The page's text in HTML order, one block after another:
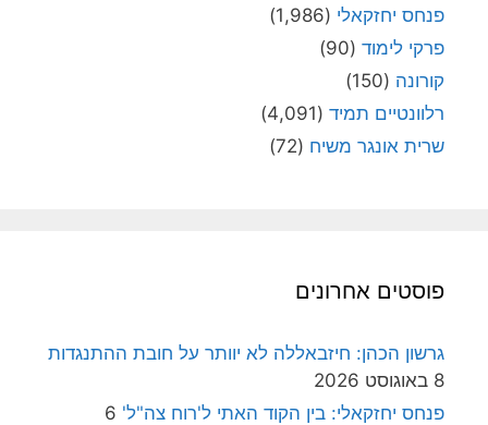
פנחס יחזקאלי (1,986)
פרקי לימוד (90)
קורונה (150)
רלוונטיים תמיד (4,091)
שרית אונגר משיח (72)
פוסטים אחרונים
גרשון הכהן: חיזבאללה לא יוותר על חובת ההתנגדות
8 באוגוסט 2026
פנחס יחזקאלי: בין הקוד האתי ל'רוח צה"ל' 6